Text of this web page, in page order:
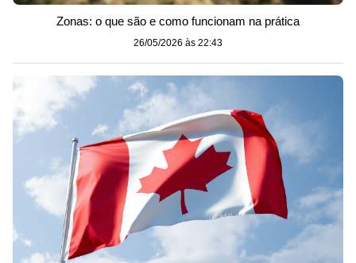
Zonas: o que são e como funcionam na prática
26/05/2026 às 22:43